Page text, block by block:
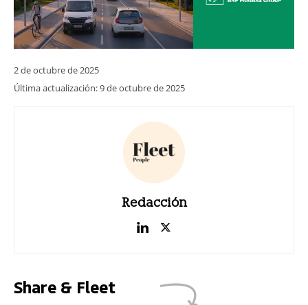
2 de octubre de 2025
Última actualización:9 de octubre de 2025
Redacción
Share & Fleet